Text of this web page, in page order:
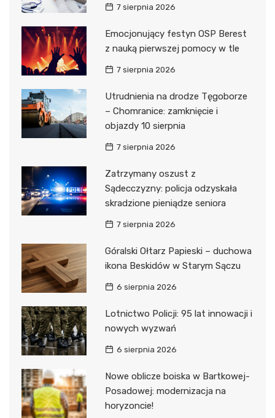
7 sierpnia 2026
Emocjonujący festyn OSP Berest
z nauką pierwszej pomocy w tle
7 sierpnia 2026
Utrudnienia na drodze Tęgoborze
– Chomranice: zamknięcie i
objazdy 10 sierpnia
7 sierpnia 2026
Zatrzymany oszust z
Sądecczyzny: policja odzyskała
skradzione pieniądze seniora
7 sierpnia 2026
Góralski Ołtarz Papieski – duchowa
ikona Beskidów w Starym Sączu
6 sierpnia 2026
Lotnictwo Policji: 95 lat innowacji i
nowych wyzwań
6 sierpnia 2026
Nowe oblicze boiska w Bartkowej-
Posadowej: modernizacja na
horyzoncie!